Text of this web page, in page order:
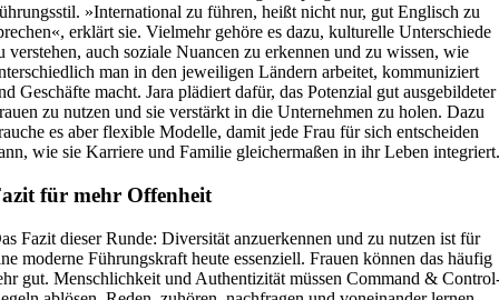
»International zu führen, heißt nicht nur, gut Englisch zu
erklärt sie. Vielmehr gehöre es dazu, kulturelle Unterschiede
verstehen, auch soziale Nuancen zu erkennen und zu wissen, wie
man in den jeweiligen Ländern arbeitet, kommuniziert
Geschäfte macht. Jara plädiert dafür, das Potenzial gut ausgebildeter
zu nutzen und sie verstärkt in die Unternehmen zu holen. Dazu
es aber flexible Modelle, damit jede Frau für sich entscheiden
wie sie Karriere und Familie gleichermaßen in ihr Leben
für mehr Offenheit
Fazit dieser Runde: Diversität anzuerkennen und zu nutzen ist für
moderne Führungskraft heute essenziell. Frauen können das häufig
gut. Menschlichkeit und Authentizität müssen Command &